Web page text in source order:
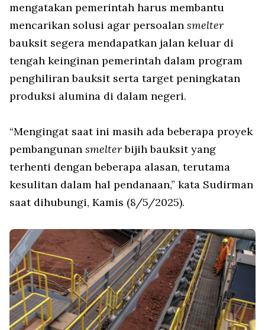
mengatakan pemerintah harus membantu
mencarikan solusi agar persoalan smelter
bauksit segera mendapatkan jalan keluar di
tengah keinginan pemerintah dalam program
penghiliran bauksit serta target peningkatan
produksi alumina di dalam negeri.
“Mengingat saat ini masih ada beberapa proyek
pembangunan smelterbijih bauksit yang
terhenti dengan beberapa alasan, terutama
kesulitan dalam hal pendanaan,” kata Sudirman
saat dihubungi, Kamis (8/5/2025).